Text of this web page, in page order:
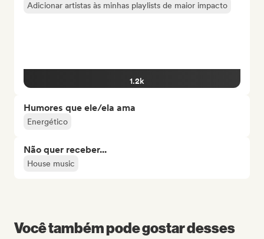
Adicionar artistas às minhas playlists de maior impacto
1.2k
Humores que ele/ela ama
Energético
Não quer receber...
House music
Você também pode gostar desses